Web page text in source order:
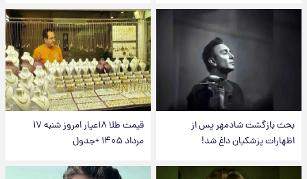
بحث بازگشت شادمهر پس از
اظهارات پزشکیان داغ شد!
قیمت طلا ۱۸عیار امروز شنبه ۱۷
مرداد ۱۴۰۵ +جدول